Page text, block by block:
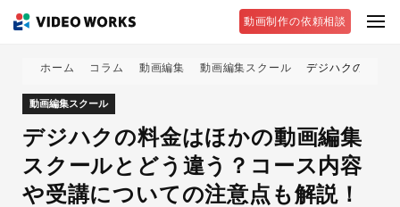
動画制作の依頼相談
ホーム コラム 動画編集 動画編集スクール デジハクの料金
動画編集スクール
デジハクの料金はほかの動画編集
スクールとどう違う？コース内容
や受講についての注意点も解説！